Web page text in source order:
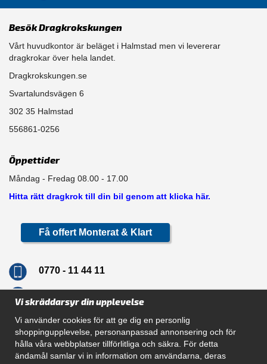
Besök Dragkrokskungen
Vårt huvudkontor är beläget i Halmstad men vi levererar
dragkrokar över hela landet.
Dragkrokskungen.se
Svartalundsvägen 6
302 35 Halmstad
556861-0256
Öppettider
Måndag - Fredag 08.00 - 17.00
Hitta rätt dragkrok till din bil genom att klicka här.
Få offert Monterat & Klart
0770 - 11 44 11
Navigation
Vi skräddarsyr din upplevelse
Vi använder cookies för att ge dig en personlig
shoppingupplevelse, personanpassad annonsering och för
hålla våra webbplatser tillförlitliga och säkra. För detta
ändamål samlar vi in information om användarna, deras